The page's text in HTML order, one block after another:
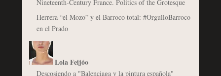
Nineteenth-Century France. Politics of the Grotesque
Herrera “el Mozo” y el Barroco total: #OrgulloBarroco
en el Prado
Lola Feijóo
Descosiendo a "Balenciaga y la pintura española"